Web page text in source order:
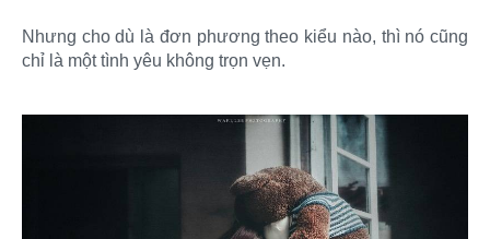
Nhưng cho dù là đơn phương theo kiểu nào, thì nó cũng
chỉ là một tình yêu không trọn vẹn.